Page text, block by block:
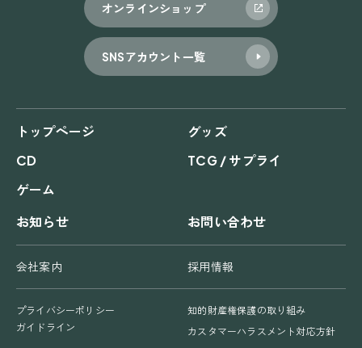
オンラインショップ
SNSアカウント一覧
トップページ
グッズ
CD
TCG / サプライ
ゲーム
お知らせ
お問い合わせ
会社案内 採用情報
プライバシーポリシー
知的財産権保護の取り組み
ガイドライン
カスタマーハラスメント対応方針